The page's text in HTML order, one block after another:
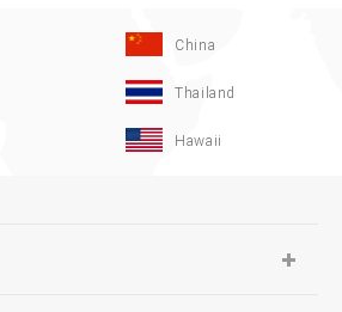
China
Thailand
Hawaii